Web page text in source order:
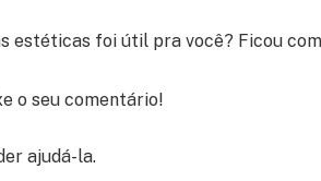
estéticas foi útil pra você? Ficou
o seu comentário!
ajudá-la.